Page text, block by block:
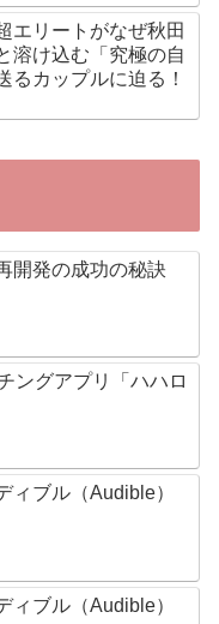
エリートがなぜ秋田
溶け込む「究極の自
るカップルに迫る！
開発の成功の秘訣
ングアプリ「ハハロ
ィブル（Audible）
ィブル（Audible）